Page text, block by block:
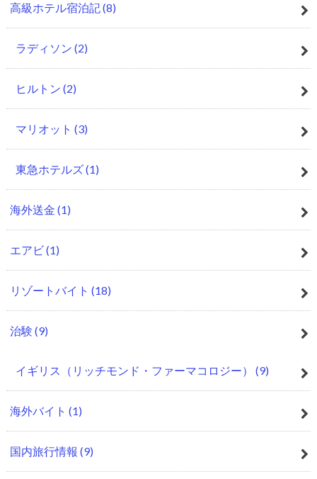
高級ホテル宿泊記(8)
ラディソン (2)
ヒルトン (2)
マリオット (3)
東急ホテルズ(1)
海外送金 (1)
エアビ(1)
リゾートバイト (18)
治験 (9)
イギリス（リッチモンド・ファーマコロジー） (9)
海外バイト (1)
国内旅行情報 (9)